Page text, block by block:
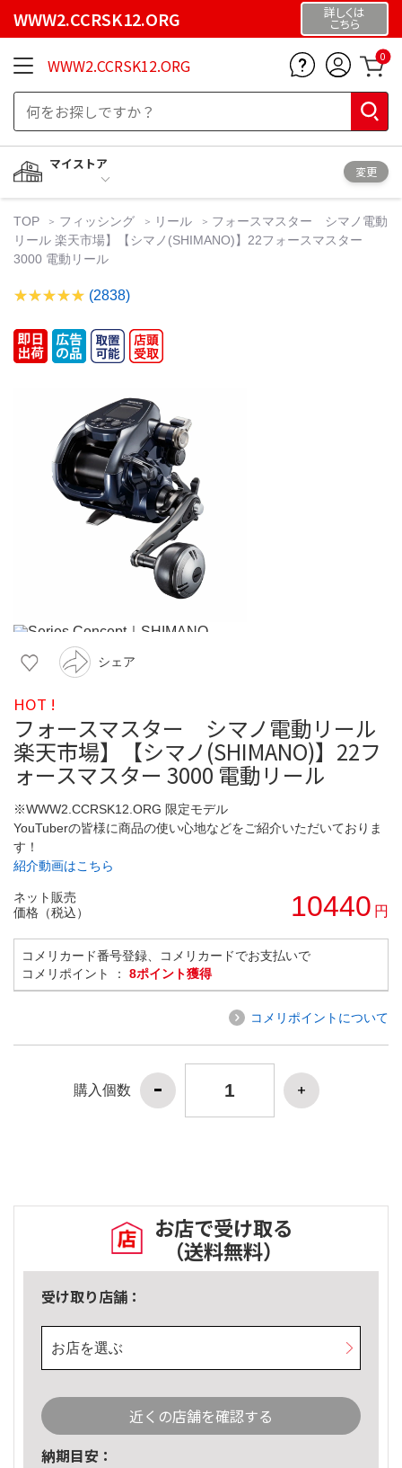
WWW2.CCRSK12.ORG 詳しくは
こちら
WWW2.CCRSK12.ORG 0
マイストア
変更
TOP フィッシング リール
フォースマスター シマノ電動
リール 楽天市場】【シマノ(SHIMANO)】22フォースマスター
3000 電動リール
(2838)
シェア
HOT !
フォースマスター シマノ電動リール
楽天市場】【シマノ(SHIMANO)】22フ
ォースマスター 3000 電動リール
※WWW2.CCRSK12.ORG 限定モデル
YouTuberの皆様に商品の使い心地などをご紹介いただいておりま
す！
紹介動画はこちら
ネット販売
価格（税込）
10440 円
コメリカード番号登録、コメリカードでお支払いで
コメリポイント ： 8ポイント獲得
コメリポイントについて
購入個数
お店で受け取る
（送料無料）
受け取り店舗：
お店を選ぶ
近くの店舗を確認する
納期目安：